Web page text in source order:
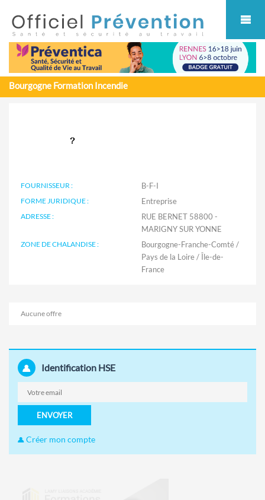
Bourgogne Formation Incendie
FOURNISSEUR : B-F-I
FORME JURIDIQUE : Entreprise
ADRESSE :
RUE BERNET 58800 -
MARIGNY SUR YONNE
ZONE DE CHALANDISE :
Bourgogne-Franche-Comté /
Pays de la Loire / Île-de-
France
Aucune offre
Identification HSE
ENVOYER
Créer mon compte